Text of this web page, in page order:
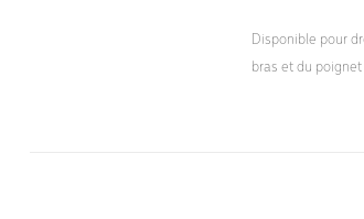
Disponible pour
bras et du